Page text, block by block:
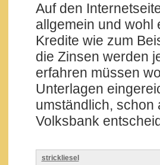
Auf den
allgemein und wohl
Kredite wie zum
die Zinsen werden
erfahren müssen
Unterlagen
umständlich, schon
Volksbank
strickliesel